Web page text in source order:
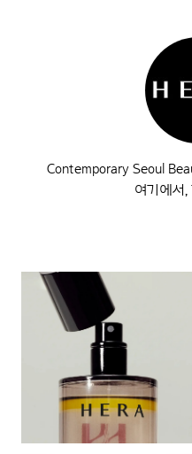
Contemporary Seoul
여기에서,